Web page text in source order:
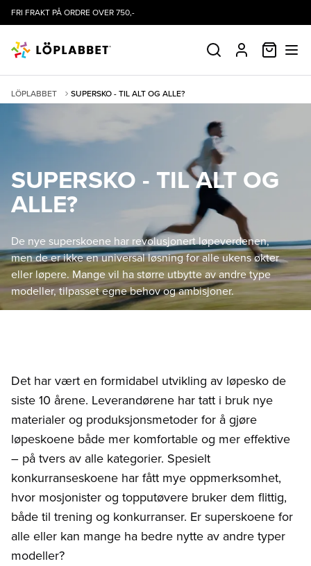
FRI FRAKT PÅ ORDRE OVER 750,-
SØK PROFIL
LÖPLABBET SUPERSKO - TIL ALT OG ALLE?
SUPERSKO - TIL ALT OG
ALLE?
De nye superskoene har revolusjonert løpeverdenen,
men de er ikke en universal løsning for alle ukens økter
eller løpere. Mange vil ha større utbytte av andre type
modeller, tilpasset egne behov og ambisjoner.
Det har vært en formidabel utvikling av løpesko de
siste 10 årene. Leverandørene har tatt i bruk nye
materialer og produksjonsmetoder for å gjøre
løpeskoene både mer komfortable og mer effektive
– på tvers av alle kategorier. Spesielt
konkurranseskoene har fått mye oppmerksomhet,
hvor mosjonister og topputøvere bruker dem flittig,
både til trening og konkurranser. Er superskoene for
alle eller kan mange ha bedre nytte av andre typer
modeller?